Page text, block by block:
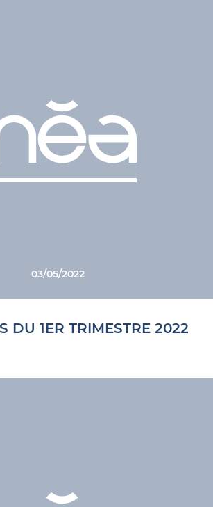
03/05/2022
DU 1ER TRIMESTRE 2022